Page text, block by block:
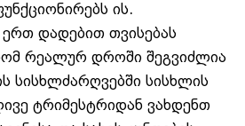
ის.
ერთ დადებით თვისებას
რეალურ დროში შეგვიძლია
სისხლძარღვებში სისხლის
ტრიმესტრიდან ვახდენთ